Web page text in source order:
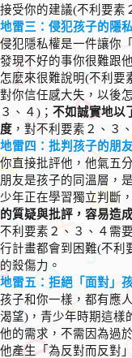
接受你的建議(不利要素
地雷三：侵犯孩子的隱
侵犯隱私權是一件讓你
發現不好的事你很難跟
怎麼來很難說明(不利要
對你信任感大失，以後
３、４)； 不如誠實地以
度 ，對不利要素２、３
地雷四：批判孩子的朋
你直接批評他，他氣五
朋友是孩子的同溫層，
少年正在學習獨立判斷
的質疑與批評，容易造
不利要素２、３、４需
行計畫都會到困難(不利
的殺傷力。
地雷五：拒絕「面對」
孩子和你一樣，都有應
渴望)，青少年時期這樣
他的需求，不需因為過
他產生「為反對而反對